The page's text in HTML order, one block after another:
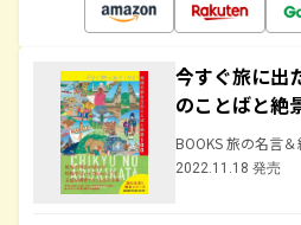
今すぐ旅に出
のことばと絶
BOOKS 旅の名言＆
2022.11.18 発売